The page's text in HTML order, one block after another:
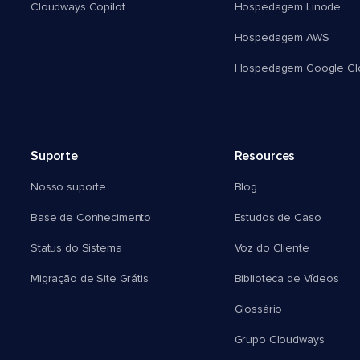
Cloudways Copilot Hospedagem Linode
Hospedagem AWS
Hospedagem Google
Suporte
Nosso suporte
Base de Conhecimento
Status do Sistema
Migração de Site Grátis
Resources
Blog
Estudos de Caso
Voz do Cliente
Biblioteca de Vídeos
Glossário
Grupo Cloudways